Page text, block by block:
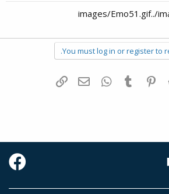
You must log in or register to
Reddit
Pinterest
Tumblr
WhatsAppדואר אלקטרוני